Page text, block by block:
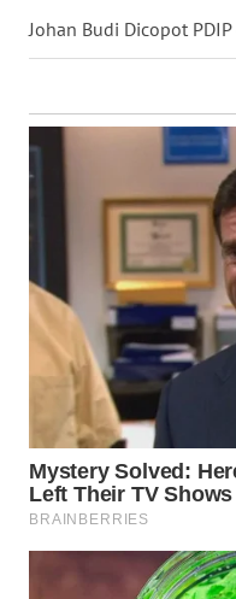
Johan Budi Dicopot
WN
BALI
WN
KALTARA
WN
KALSEL
WN
KALTIM